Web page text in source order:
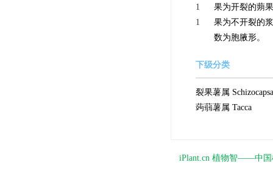
1
果为开裂的蒴
1
果为不开裂的
数为胞腋形。
下级分类
裂果薯属 Schizocapsa
蒟蒻薯属 Tacca
iPlant.cn 植物智——中国